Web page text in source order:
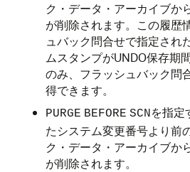
ク・データ・アーカイブか
が削除されます。この履歴
ュバック問合せで指定され
ムスタンプがUNDO保存期
のみ、フラッシュバック問
得できます。
PURGE BEFORE SCNを指定
たシステム変更番号より前
ク・データ・アーカイブか
が削除されます。